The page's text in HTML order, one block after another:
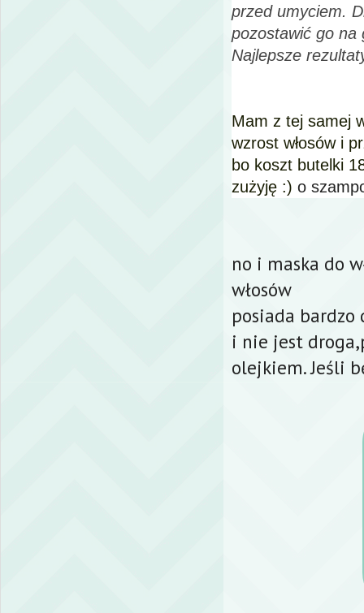
przed umyciem.
pozostawić go na
Najlepsze
Mam z tej samej
wzrost włosów i
bo koszt butelki
zużyję :) o
no i maska do
włosów
posiada
i nie jest
olejkiem. Jeśli